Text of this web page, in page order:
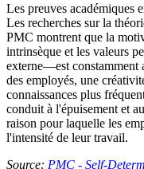
Les preuves académiques
Les recherches sur la
PMC montrent que la
intrinsèque et les valeurs
externe—est constamment
des employés, une
connaissances plus
conduit à l'épuisement et
raison pour laquelle les
l'intensité de leur travail.
Source: PMC - Self-